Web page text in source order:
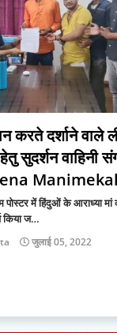
करते दर्शाने वाले
सुदर्शन वाहिनी
पोस्टर में हिंदुओं के आराध्या
किया ज…
जुलाई 05, 2022